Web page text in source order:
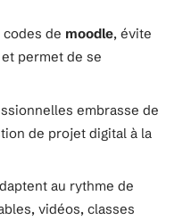
codes de moodle, évite
permet de se
embrasse de
de projet digital à la
au rythme de
vidéos, classes